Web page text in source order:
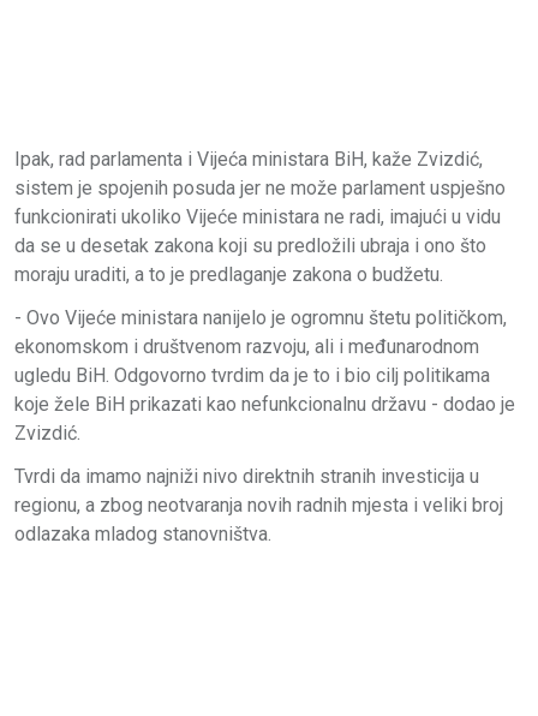
Ipak, rad parlamenta i Vijeća ministara BiH, kaže Zvizdić,
sistem je spojenih posuda jer ne može parlament uspješno
funkcionirati ukoliko Vijeće ministara ne radi, imajući u vidu
da se u desetak zakona koji su predložili ubraja i ono što
moraju uraditi, a to je predlaganje zakona o budžetu.
- Ovo Vijeće ministara nanijelo je ogromnu štetu političkom,
ekonomskom i društvenom razvoju, ali i međunarodnom
ugledu BiH. Odgovorno tvrdim da je to i bio cilj politikama
koje žele BiH prikazati kao nefunkcionalnu državu - dodao je
Zvizdić.
Tvrdi da imamo najniži nivo direktnih stranih investicija u
regionu, a zbog neotvaranja novih radnih mjesta i veliki broj
odlazaka mladog stanovništva.